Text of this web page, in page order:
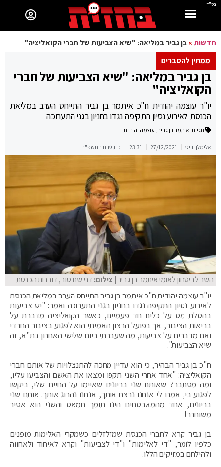
בס"ד
חדשות»בן גביר במליאה: "שיא הצביעות של חברי הקואליציה"
ממתין להסברים
בן גביר במליאה: "שיא הצביעות של חברי
הקואליציה"
יו"ר עוצמה יהודית ח"כ איתמר בן גביר התייחס הערב במליאת
הכנסת לאירוע נסיון התקיפה נגדו בחניון בגני התערוכה
תגיות: איתמר בן גביר, עוצמה יהודית
אלימלך וייס 27/12/2021
23:31 כ"ג טבת התשפ"ב
השר לביטחון לאומי איתמר בן גביר| צילום:דני שם טוב, דוברות הכנסת
יו"ר עוצמה יהודית ח"כ איתמר בן גביר התייחס הערב במליאת הכנסת
לאירוע נסיון התקיפה נגדו בחניון בגני התערוכה ואמר: "יש צביעות
בהטלת מס על כלים חד פעמיים, כאשר הקואליציה מדברת על
בריאות הציבור, אך בפועל הרצון האמיתי הוא לפגוע בציבור החרדי
ואם מדברים על צביעות, מה שעברתי ביום שלישי האחרון בת"א, זה
שיא הצביעות".
ח"כ בן גביר הבהיר, כי הוא עדיין מחכה להתנצלויות של אותם חברי
הקואליציה: "אחד אחרי השני תקפו ומצאו את האשם והצביעו עליו,
ומה מסתבר? שאותם שני בריונים שאיימו על החיים שלי, ביקשו
לפגוע בי, אמרו לי אנחנו נרצח אותך, אנחנו נהרוג אותך. אותם שני
בריונים, אחד מהמאבטחים הינו תומך חמאס והשני הוא אסיר
משוחרר!
בן גביר קרא לחברי הכנסת שמזלזלים כשמקרי האלימות מופנים
כלפיו לומר, "די לאלימות" ו"די לצביעות" וקרא לאיחוד ולאחווה
ולהילחם במזיקים הללו.